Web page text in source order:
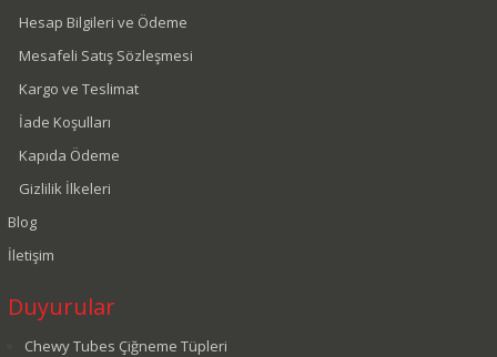
Hesap Bilgileri ve Ödeme
Mesafeli Satış Sözleşmesi
Kargo ve Teslimat
İade Koşulları
Kapıda Ödeme
Gizlilik İlkeleri
Blog
İletişim
Duyurular
Chewy Tubes Çiğneme Tüpleri